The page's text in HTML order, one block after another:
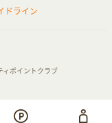
ドライン
ィポイントクラブ